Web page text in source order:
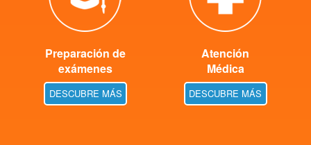
Preparación de
exámenes
DESCUBRE MÁS
Atención
Médica
DESCUBRE MÁS